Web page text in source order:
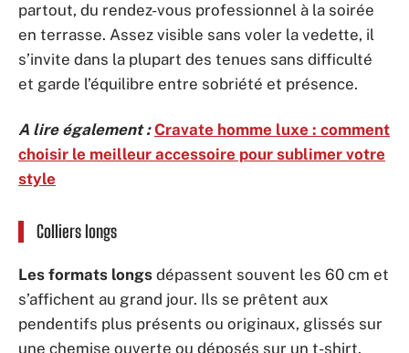
partout, du rendez-vous professionnel à la soirée
en terrasse. Assez visible sans voler la vedette, il
s’invite dans la plupart des tenues sans difficulté
et garde l’équilibre entre sobriété et présence.
A lire également : Cravate homme luxe : comment
choisir le meilleur accessoire pour sublimer votre
style
Colliers longs
Les formats longs dépassent souvent les 60 cm et
s’affichent au grand jour. Ils se prêtent aux
pendentifs plus présents ou originaux, glissés sur
une chemise ouverte ou déposés sur un t-shirt.